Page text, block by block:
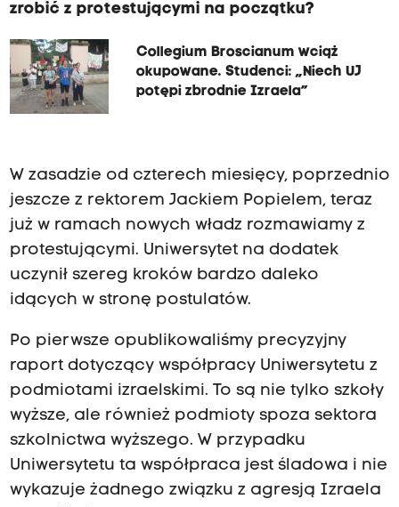
zrobić z protestującymi na początku?
Collegium Broscianum wciąż
okupowane. Studenci: „Niech UJ
potępi zbrodnie Izraela”
W zasadzie od czterech miesięcy, poprzednio
jeszcze z rektorem Jackiem Popielem, teraz
już w ramach nowych władz rozmawiamy z
protestującymi. Uniwersytet na dodatek
uczynił szereg kroków bardzo daleko
idących w stronę postulatów.
Po pierwsze opublikowaliśmy precyzyjny
raport dotyczący współpracy Uniwersytetu z
podmiotami izraelskimi. To są nie tylko szkoły
wyższe, ale również podmioty spoza sektora
szkolnictwa wyższego. W przypadku
Uniwersytetu ta współpraca jest śladowa i nie
wykazuje żadnego związku z agresją Izraela